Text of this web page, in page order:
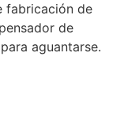
fabricación de
de
aguantarse.